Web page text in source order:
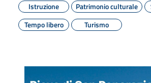
Istruzione
Patrimonio culturale
Tempo libero
Turismo